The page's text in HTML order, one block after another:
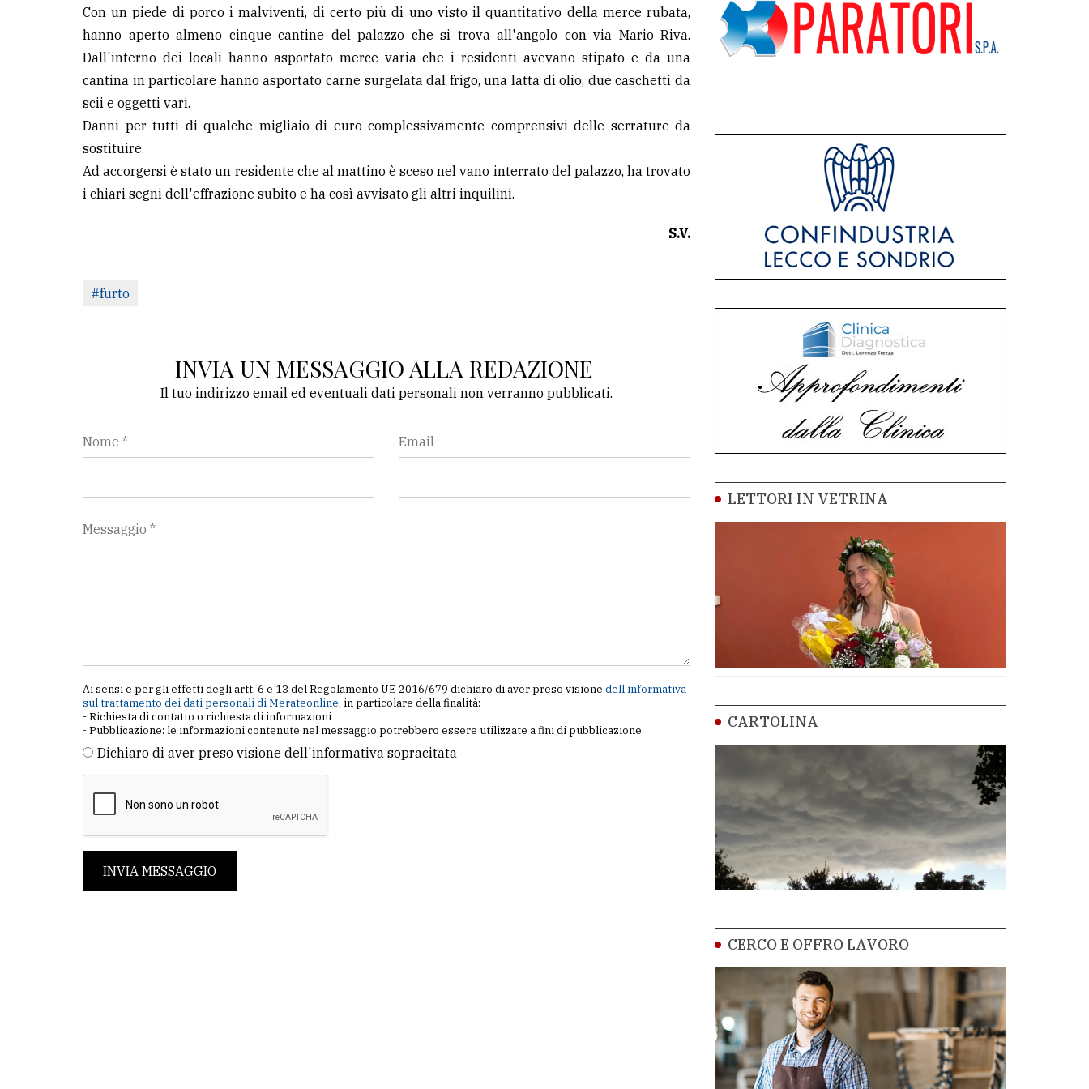
Con un piede di porco i malviventi, di certo più di uno visto il quantitativo della merce rubata,
hanno aperto almeno cinque cantine del palazzo che si trova all'angolo con via Mario Riva.
Dall'interno dei locali hanno asportato merce varia che i residenti avevano stipato e da una
cantina in particolare hanno asportato carne surgelata dal frigo, una latta di olio, due caschetti da
scii e oggetti vari.
Danni per tutti di qualche migliaio di euro complessivamente comprensivi delle serrature da
sostituire.
Ad accorgersi è stato un residente che al mattino è sceso nel vano interrato del palazzo, ha trovato
i chiari segni dell'effrazione subito e ha così avvisato gli altri inquilini.
S.V.
#furto
INVIA UN MESSAGGIO ALLA REDAZIONE
Il tuo indirizzo email ed eventuali dati personali non verranno pubblicati.
Nome * Email
Messaggio *
Ai sensi e per gli effetti degli artt. 6 e 13 del Regolamento UE 2016/679 dichiaro di aver preso visione dell'informativa
sul trattamento dei dati personali di Merateonline, in particolare della finalità:
- Richiesta di contatto o richiesta di informazioni
- Pubblicazione: le informazioni contenute nel messaggio potrebbero essere utilizzate a fini di pubblicazione
Dichiaro di aver preso visione dell'informativa sopracitata
INVIA MESSAGGIO
LETTORI IN VETRINA
CARTOLINA
CERCO E OFFRO LAVORO